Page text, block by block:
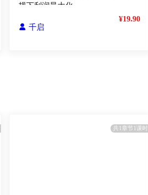
规下利润最大化
 千启
¥19.90
共1章节1课时